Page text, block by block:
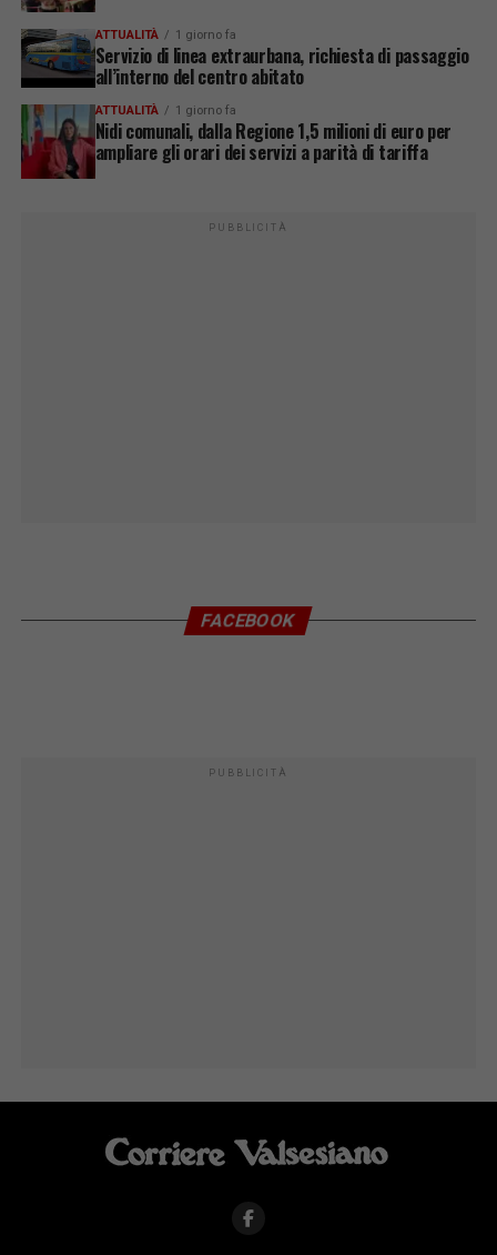
ATTUALITÀ 1 giorno fa
Servizio di linea extraurbana, richiesta di passaggio
all’interno del centro abitato
ATTUALITÀ 1 giorno fa
Nidi comunali, dalla Regione 1,5 milioni di euro per
ampliare gli orari dei servizi a parità di tariffa
PUBBLICITÀ
FACEBOOK
PUBBLICITÀ